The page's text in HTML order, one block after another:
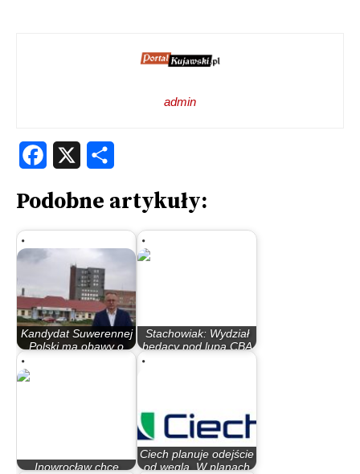
admin
Facebook
Podobne artykuły:
Kandydat Suwerennej
Polski ma obawy o
Stachowiak: Wydział
będący pod lupą CBA
Inowrocław chce
Ciech planuje odejście
od węgla. W planach